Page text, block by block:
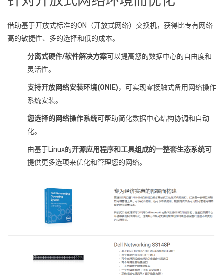
借助基于开放式标准的ON（开放式网络）交换机，获得比专有网络
高的敏捷性、多的选择和低的成本。
分离式硬件/软件解决方案可以提高您的数据中心的自由度和
灵活性。
支持开放网络安装环境(ONIE)，可实现零接触式备用网络操作
系统安装。
您选择的网络操作系统可帮助简化数据中心结构协调和自动
化。
由基于Linux的开源应用程序和工具组成的一整套生态系统可
提供更多选项来优化和管理您的网络。